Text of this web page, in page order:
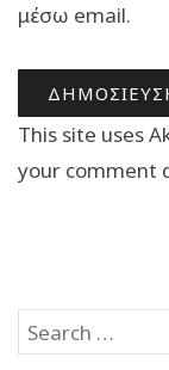
μέσω email.
This site uses
your comment
Search
for: